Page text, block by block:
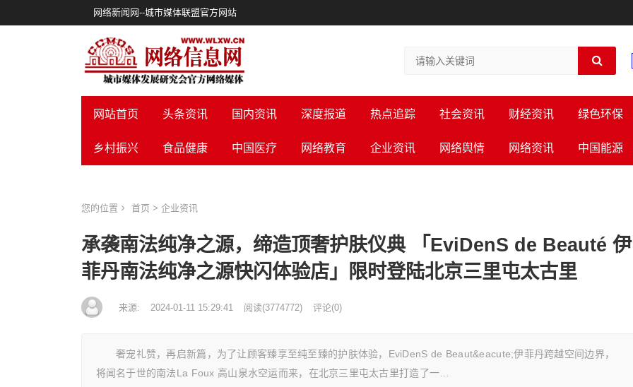
网络新闻网--城市媒体联盟官方网站
网站首页 头条资讯 国内资讯 深度报道 热点追踪 社会资讯 财经资讯 绿色环保
乡村振兴 食品健康 中国医疗 网络教育 企业资讯 网络舆情 网络资讯 中国能源
您的位置 首页 > 企业资讯
承袭南法纯净之源，缔造顶奢护肤仪典 「EviDenS de Beauté 伊
菲丹南法纯净之源快闪体验店」限时登陆北京三里屯太古里
来源: 2024-01-11 15:29:41 阅读(3774772) 评论(0)
奢宠礼赞，再启新篇，为了让顾客臻享至纯至臻的护肤体验，EviDenS de Beaut&eacute;伊菲丹跨越空间边界，
将闻名于世的南法La Foux 高山泉水空运而来，在北京三里屯太古里打造了一…